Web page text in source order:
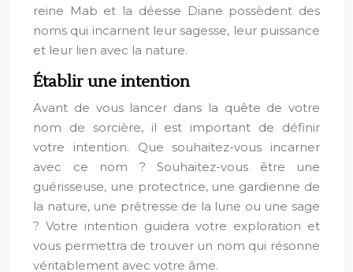
reine Mab et la déesse Diane possèdent des
noms qui incarnent leur sagesse, leur puissance
et leur lien avec la nature.
Établir une intention
Avant de vous lancer dans la quête de votre
nom de sorcière, il est important de définir
votre intention. Que souhaitez-vous incarner
avec ce nom ? Souhaitez-vous être une
guérisseuse, une protectrice, une gardienne de
la nature, une prêtresse de la lune ou une sage
? Votre intention guidera votre exploration et
vous permettra de trouver un nom qui résonne
véritablement avec votre âme.